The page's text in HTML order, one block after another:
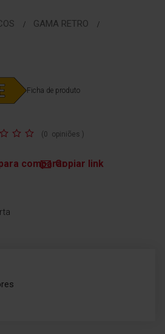
GAMA RETRO
compararCopiar link
(0 opiniões )
Ficha de produto